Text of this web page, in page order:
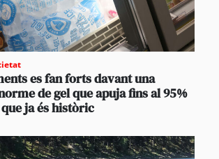
es fan forts davant una
de gel que apuja fins al 95%
ja és històric